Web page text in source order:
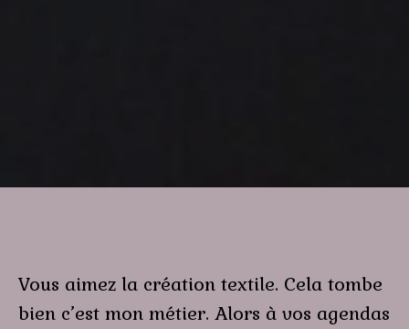
Vous aimez la création textile. Cela tombe
bien c’est mon métier. Alors à vos agendas